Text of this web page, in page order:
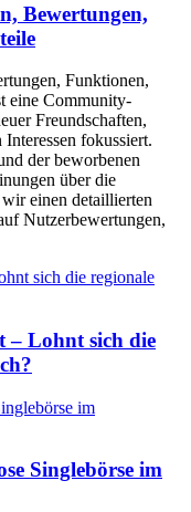
Bewertungen,
Funktionen,
eine Community-
Freundschaften,
fokussiert.
der beworbenen
über die
einen detaillierten
Nutzerbewertungen,
– Lohnt sich die
Singlebörse im